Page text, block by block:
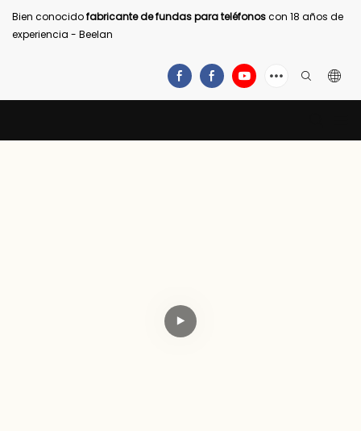
Bien conocidofabricante de fundas para teléfonoscon 18 años de
experiencia - Beelan